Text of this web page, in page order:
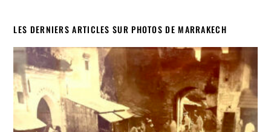
LES DERNIERS ARTICLES SUR PHOTOS DE MARRAKECH